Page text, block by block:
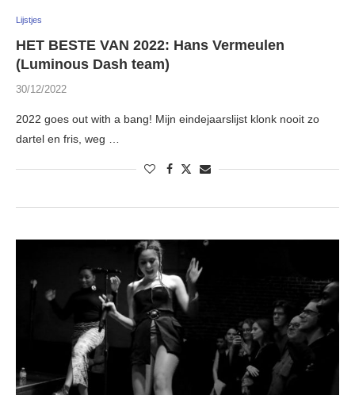
Lijstjes
HET BESTE VAN 2022: Hans Vermeulen
(Luminous Dash team)
30/12/2022
2022 goes out with a bang! Mijn eindejaarslijst klonk nooit zo
dartel en fris, weg …